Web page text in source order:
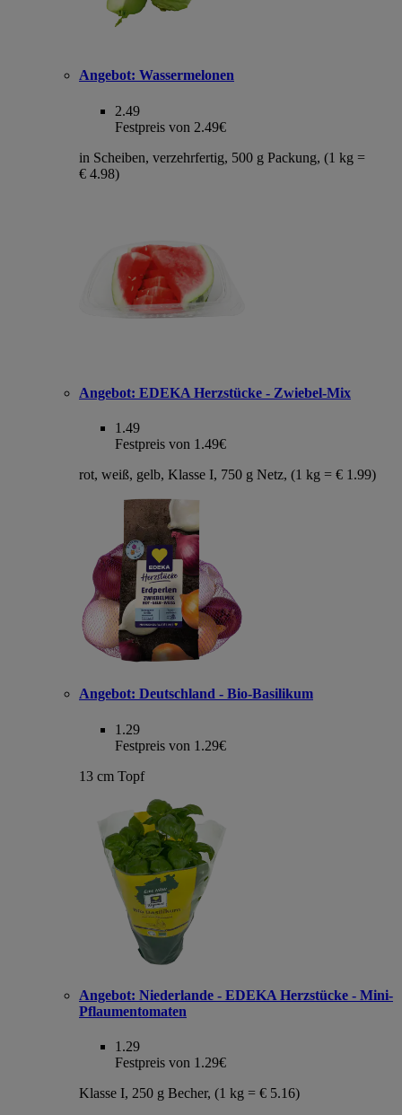
Angebot: Wassermelonen
2.49
Festpreis von 2.49€
in Scheiben, verzehrfertig, 500 g Packung, (1 kg =
€ 4.98)
Angebot: EDEKA Herzstücke - Zwiebel-Mix
1.49
Festpreis von 1.49€
rot, weiß, gelb, Klasse I, 750 g Netz, (1 kg = € 1.99)
Angebot: Deutschland - Bio-Basilikum
1.29
Festpreis von 1.29€
13 cm Topf
Angebot: Niederlande - EDEKA Herzstücke - Mini-
Pflaumentomaten
1.29
Festpreis von 1.29€
Klasse I, 250 g Becher, (1 kg = € 5.16)